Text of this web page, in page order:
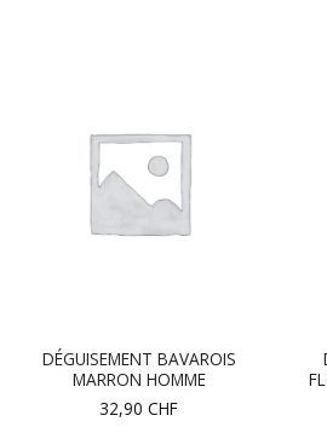
DÉGUISEMENT BAVAROIS
MARRON HOMME
32,90 CHF